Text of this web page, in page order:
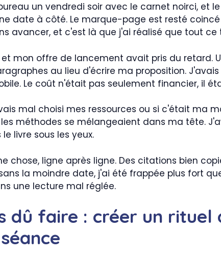
un vendredi soir avec le carnet noirci, et
date à côté. Le marque-page est resté
avancer, et c'est là que j'ai réalisé que tout
et mon offre de lancement avait pris du
au lieu d'écrire ma proposition.
Le coût n'était pas seulement financier, il
mal choisi mes ressources ou si c'était ma
méthodes se mélangeaient dans ma tête.
livre sous les yeux.
chose, ligne après ligne. Des citations bien
la moindre date, j'ai été frappée plus fort
une lecture mal réglée.
dû faire : créer un rituel